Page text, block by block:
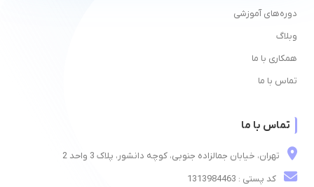
دوره‌های آموزشی
وبلاگ
همکاری با ما
تماس با ما
تماس با ما
تهران، خیابان جمالزاده جنوبی، کوچه دانشور، پلاک 3 واحد 2
کد پستی : 1313984463